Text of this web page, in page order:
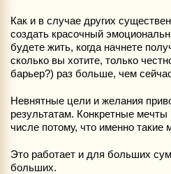
Как и в случае других
создать красочный
будете жить, когда начнете
сколько вы хотите, только
барьер?) раз больше, чем
Невнятные цели и желания
результатам. Конкретные
числе потому, что именно
Это работает и для больших
больших.